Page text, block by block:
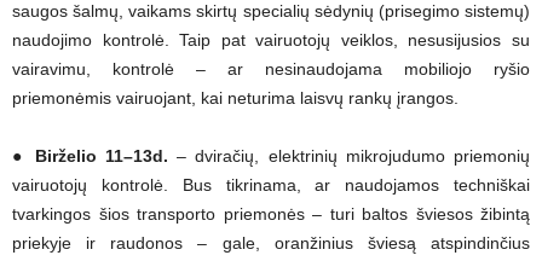
saugos šalmų, vaikams skirtų specialių sėdynių (prisegimo sistemų)
naudojimo kontrolė. Taip pat vairuotojų veiklos, nesusijusios su
vairavimu, kontrolė – ar nesinaudojama mobiliojo ryšio
priemonėmis vairuojant, kai neturima laisvų rankų įrangos.
● Birželio 11–13d. – dviračių, elektrinių mikrojudumo priemonių
vairuotojų kontrolė. Bus tikrinama, ar naudojamos techniškai
tvarkingos šios transporto priemonės – turi baltos šviesos žibintą
priekyje ir raudonos – gale, oranžinius šviesą atspindinčius